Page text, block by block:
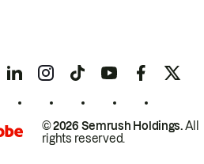
© 2026 Semrush Holdings.All
rights reserved.